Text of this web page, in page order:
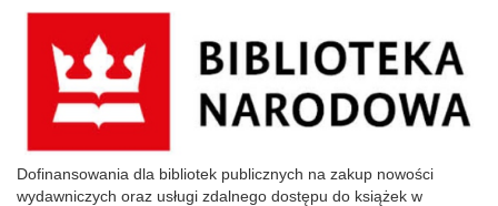
Dofinansowania dla bibliotek publicznych na zakup nowości
wydawniczych oraz usługi zdalnego dostępu do książek w